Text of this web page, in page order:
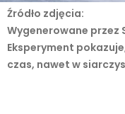
Eksperyment
czas, nawet w
Źródło zdjęcia:
Wygenerowane przez